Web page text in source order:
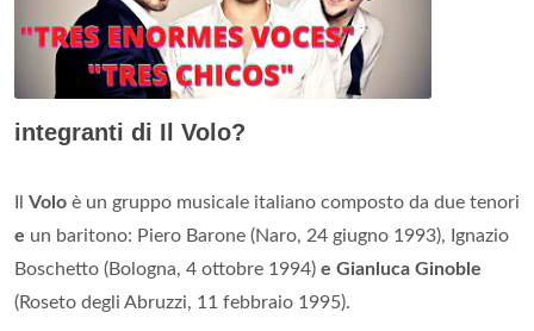
integranti di Il Volo?
Volo è un gruppo musicale italiano composto da due tenori
e un baritono: Piero Barone (Naro, 24 giugno 1993), Ignazio
Boschetto (Bologna, 4 ottobre 1994) e Gianluca Ginoble
(Roseto degli Abruzzi, 11 febbraio 1995).